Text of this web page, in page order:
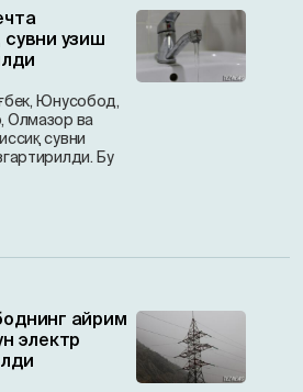
узиш
Юнусобод,
Олмазор ва
сувни
Бу
айрим
электр